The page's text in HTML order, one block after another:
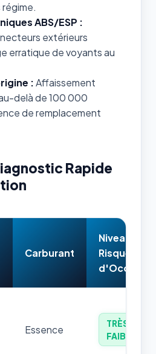
régime.
ABS/ESP :
extérieurs
erratique de voyants au
:Affaissement
delà de 100 000
de remplacement
Rapide
Carburant
Niveau de
Risque
d'Occasion
Essence
TRÈS
FAIBLE